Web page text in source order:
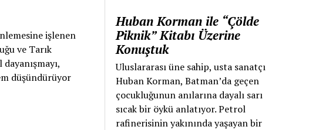
işlenen
ve Tarık
düşündürüyor
Huban Korman ile “Çölde
Piknik” Kitabı Üzerine
Konuştuk
Uluslararası üne sahip, usta sanatçı
Huban Korman, Batman’da geçen
çocukluğunun anılarına dayalı sarı
sıcak bir öykü anlatıyor. Petrol
rafinerisinin yakınında yaşayan bir